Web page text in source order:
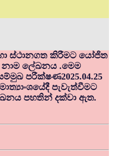
ස්ථානගත කිරීමට යෝජිත
නාම ලේඛනය .මෙම
පරීක්ෂණ2025.04.25
පැවැත්වීමට
පහතින් දක්වා ඇත.